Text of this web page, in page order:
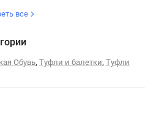
все
Обувь, Туфли и балетки, Туфли